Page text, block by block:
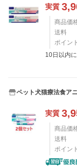
実質
商品価
送料
ポイント
10日以内
ペット犬猫療法食ア
実質
商品価
送料
ポイント